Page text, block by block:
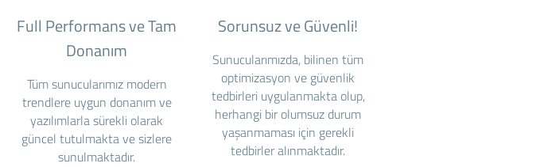
Full Performans ve Tam
Donanım
Tüm sunucularımız modern
trendlere uygun donanım ve
yazılımlarla sürekli olarak
güncel tutulmakta ve sizlere
sunulmaktadır.
Sorunsuz ve Güvenli!
Sunucularımızda, bilinen tüm
optimizasyon ve güvenlik
tedbirleri uygulanmakta olup,
herhangi bir olumsuz durum
yaşanmaması için gerekli
tedbirler alınmaktadır.